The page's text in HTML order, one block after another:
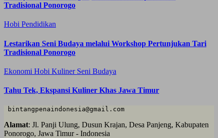
Tradisional Ponorogo
Hobi Pendidikan
Lestarikan Seni Budaya melalui Workshop Pertunjukan Tari
Tradisional Ponorogo
Ekonomi Hobi Kuliner Seni Budaya
Tahu Tek, Ekspansi Kuliner Khas Jawa Timur
bintangpenaindonesia@gmail.com
Alamat: Jl. Panji Ulung, Dusun Krajan, Desa Panjeng, Kabupaten
Ponorogo, Jawa Timur - Indonesia